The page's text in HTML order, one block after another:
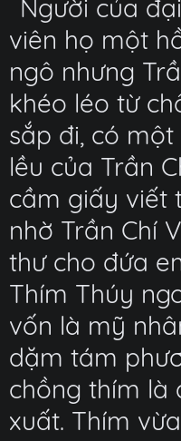
Người của
viên họ một
ngô nhưng
khéo léo từ
sắp đi, có
lều của Trần
cầm giấy viết
nhờ Trần Chí
thư cho đứa
Thím Thúy
vốn là mỹ
dặm tám
chồng thím là
xuất. Thím